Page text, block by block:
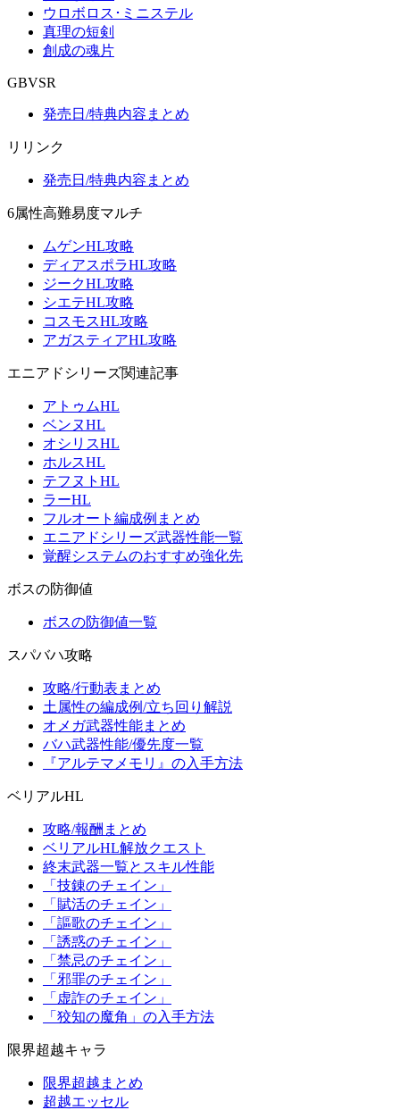
ウロボロス･ミニステル
真理の短剣
創成の魂片
GBVSR
発売日/特典内容まとめ
リリンク
発売日/特典内容まとめ
6属性高難易度マルチ
ムゲンHL攻略
ディアスポラHL攻略
ジークHL攻略
シエテHL攻略
コスモスHL攻略
アガスティアHL攻略
エニアドシリーズ関連記事
アトゥムHL
ベンヌHL
オシリスHL
ホルスHL
テフヌトHL
ラーHL
フルオート編成例まとめ
エニアドシリーズ武器性能一覧
覚醒システムのおすすめ強化先
ボスの防御値
ボスの防御値一覧
スパバハ攻略
攻略/行動表まとめ
土属性の編成例/立ち回り解説
オメガ武器性能まとめ
バハ武器性能/優先度一覧
『アルテマメモリ』の入手方法
ベリアルHL
攻略/報酬まとめ
ベリアルHL解放クエスト
終末武器一覧とスキル性能
「技錬のチェイン」
「賦活のチェイン」
「謳歌のチェイン」
「誘惑のチェイン」
「禁忌のチェイン」
「邪罪のチェイン」
「虚詐のチェイン」
「狡知の魔角」の入手方法
限界超越キャラ
限界超越まとめ
超越エッセル